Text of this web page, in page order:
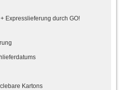
Expresslieferung durch GO!
Kartons